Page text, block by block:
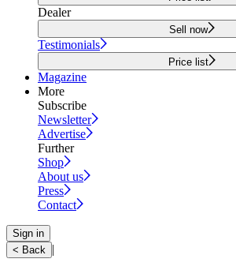
Dealer
Sell now
Testimonials
Price list
Magazine
More
Subscribe
Newsletter
Advertise
Further
Shop
About us
Press
Contact
Sign in
< Back |